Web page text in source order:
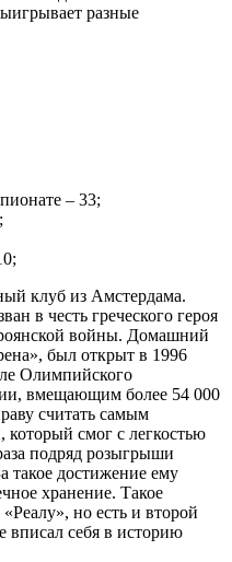
разные
– 33;
клуб из Амстердама.
в честь греческого героя
войны. Домашний
был открыт в 1996
Олимпийского
вмещающим более 54 000
считать самым
смог с легкостью
подряд розыгрыши
такое достижение ему
хранение. Такое
но есть и второй
вписал себя в историю